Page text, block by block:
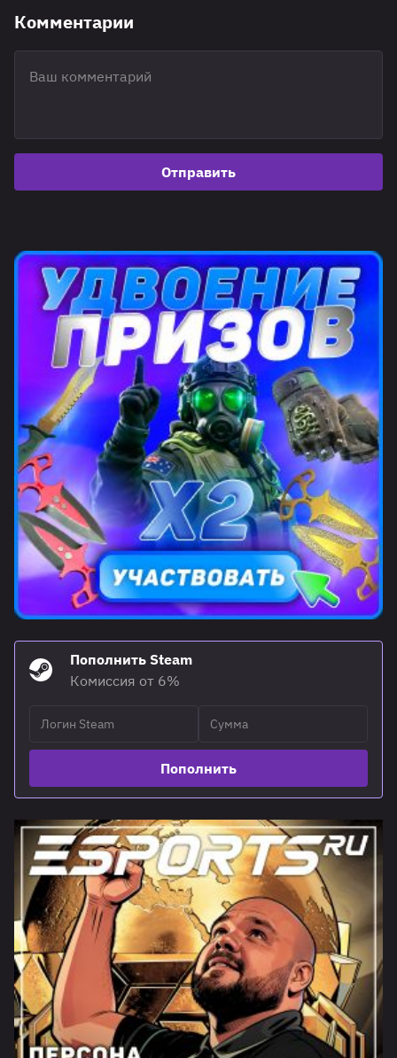
Комментарии
Отправить
Пополнить Steam
Комиссия от 6%
Пополнить